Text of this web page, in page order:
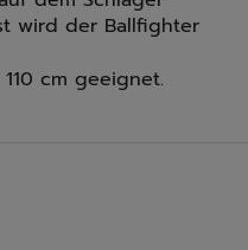
wird der Ballfighter
cm geeignet.